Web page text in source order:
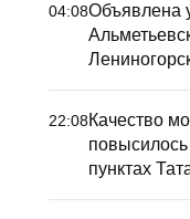
04:08Объявлена
22:08Качество
пунктах